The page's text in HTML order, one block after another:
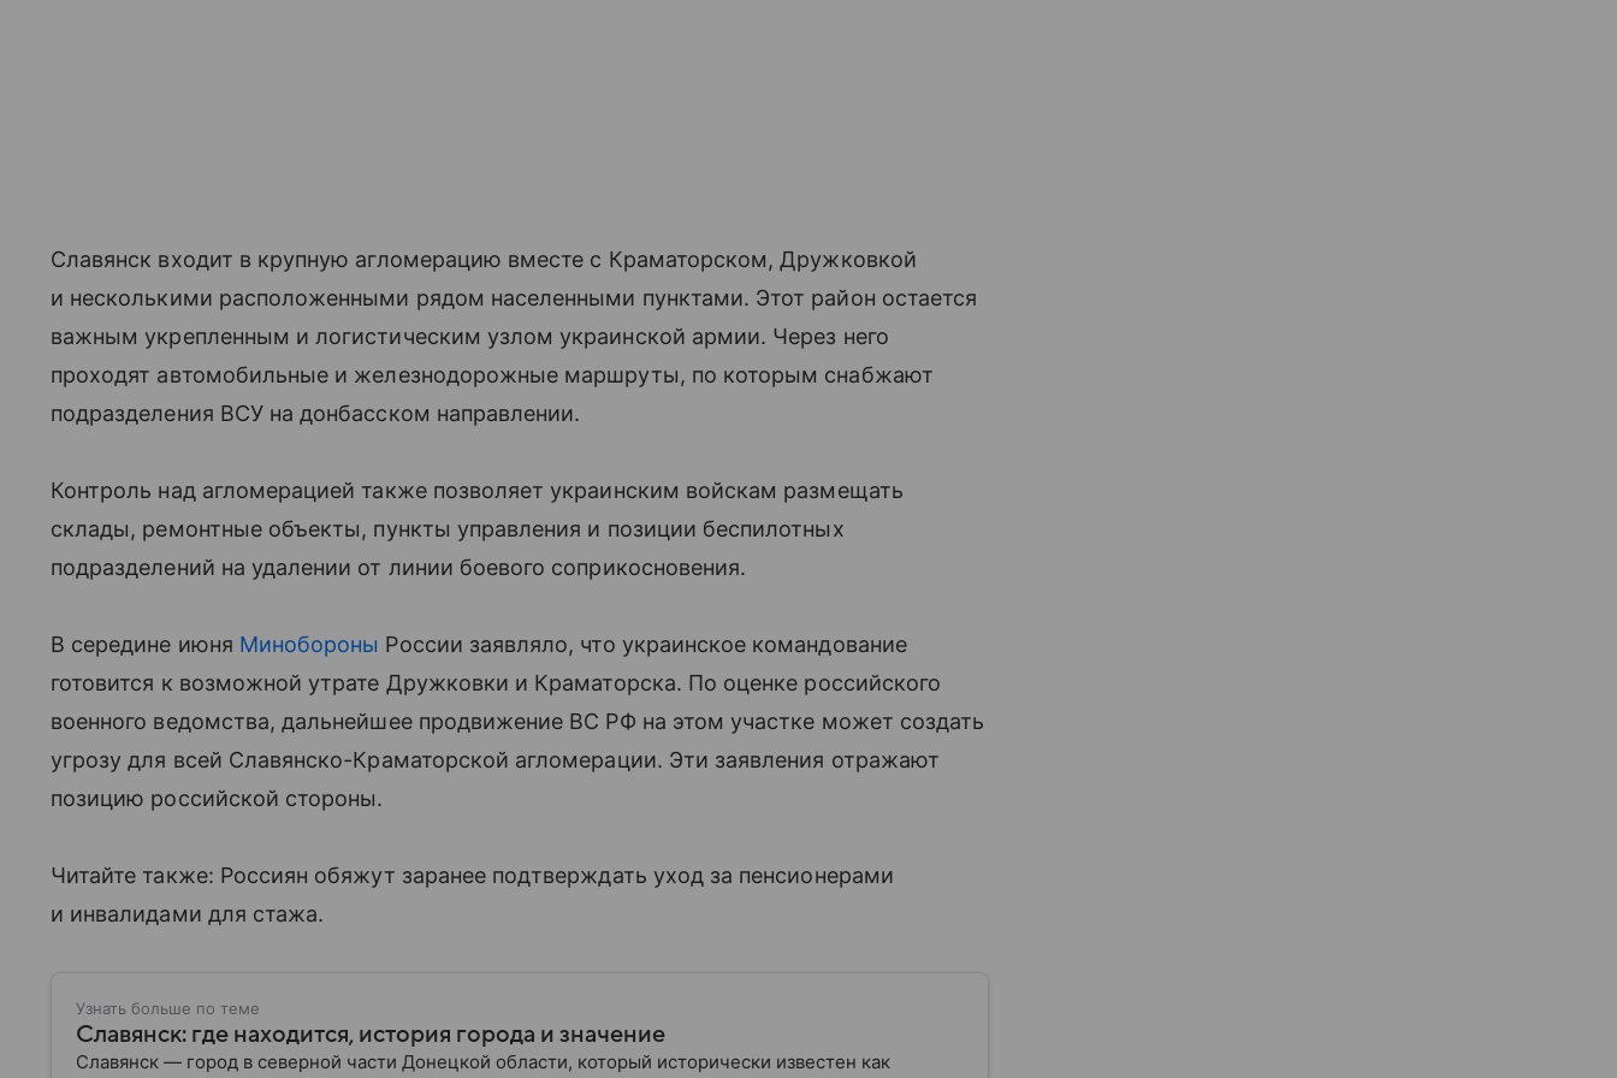
Славянск входит в крупную агломерацию вместе с Краматорском, Дружковкой
и несколькими расположенными рядом населенными пунктами. Этот район остается
важным укрепленным и логистическим узлом украинской армии. Через него
проходят автомобильные и железнодорожные маршруты, по которым снабжают
подразделения ВСУ на донбасском направлении.
Контроль над агломерацией также позволяет украинским войскам размещать
склады, ремонтные объекты, пункты управления и позиции беспилотных
подразделений на удалении от линии боевого соприкосновения.
В середине июня Минобороны России заявляло, что украинское командование
готовится к возможной утрате Дружковки и Краматорска. По оценке российского
военного ведомства, дальнейшее продвижение ВС РФ на этом участке может создать
угрозу для всей Славянско-Краматорской агломерации. Эти заявления отражают
позицию российской стороны.
Читайте также: Россиян обяжут заранее подтверждать уход за пенсионерами
и инвалидами для стажа.
Узнать больше по теме
Славянск: где находится, история города и значение
Славянск — город в северной части Донецкой области, который исторически известен как